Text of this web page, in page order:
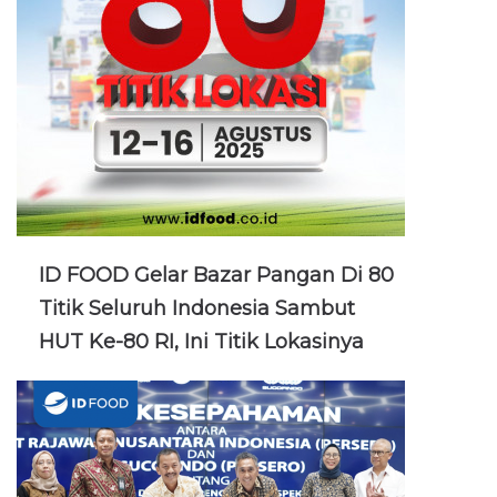
ID FOOD Gelar Bazar Pangan Di 80
Titik Seluruh Indonesia Sambut
HUT Ke-80 RI, Ini Titik Lokasinya